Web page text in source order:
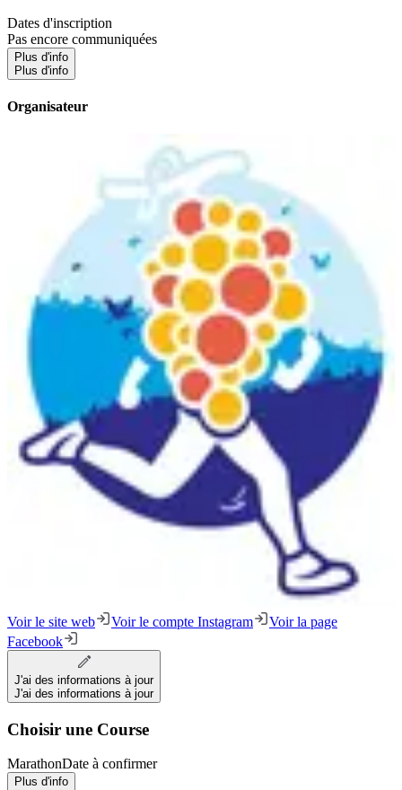
Dates d'inscription
Pas encore communiquées
Plus d'info
Plus d'info
Organisateur
Voir le site web Voir le compte Instagram
Voir la page
Facebook
J'ai des informations à jour
J'ai des informations à jour
Choisir une Course
MarathonDate à confirmer
Plus d'info